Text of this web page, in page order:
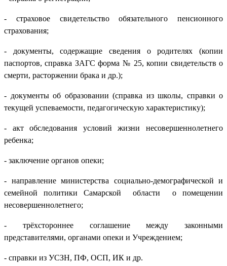
- страховое свидетельство обязательного пенсионного
страхования;
- документы, содержащие сведения о родителях (копии
паспортов, справка ЗАГС форма № 25, копии свидетельств о
смерти, расторжении брака и др.);
- документы об образовании (справка из школы, справки о
текущей успеваемости, педагогическую характеристику);
- акт обследования условий жизни несовершеннолетнего
ребенка;
- заключение органов опеки;
- направление министерства социально-демографической и
семейной политики Самарской области о помещении
несовершеннолетнего;
- трёхстороннее соглашение между законными
представителями, органами опеки и Учреждением;
- справки из УСЗН, ПФ, ОСП, ИК и др.